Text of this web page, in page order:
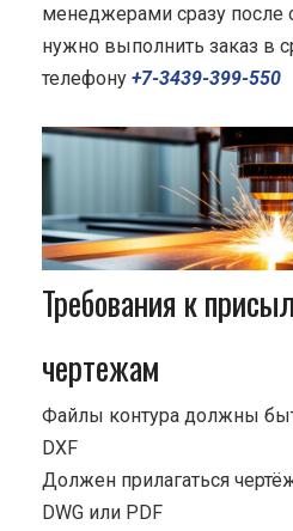
менеджерами сразу после
нужно выполнить заказ в
телефону +7-3439-399-550
Требования к
чертежам
Файлы контура должны
DXF
Должен прилагаться
DWG или PDF